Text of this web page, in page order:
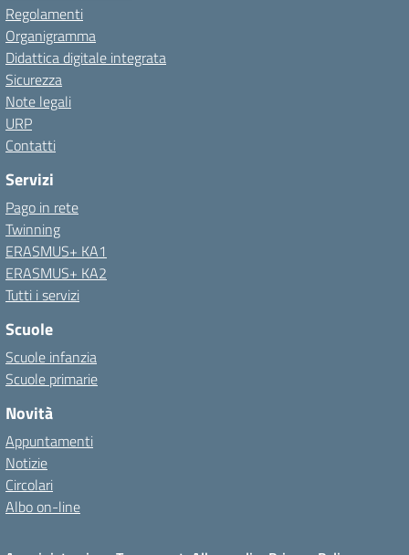
Regolamenti
Organigramma
Didattica digitale integrata
Sicurezza
Note legali
URP
Contatti
Servizi
Pago in rete
Twinning
ERASMUS+ KA1
ERASMUS+ KA2
Tutti i servizi
Scuole
Scuole infanzia
Scuole primarie
Novità
Appuntamenti
Notizie
Circolari
Albo on-line